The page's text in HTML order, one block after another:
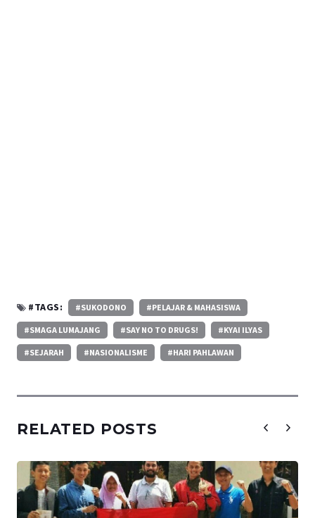
#TAGS: #SUKODONO #PELAJAR & MAHASISWA
#SMAGA LUMAJANG #SAY NO TO DRUGS! #KYAI ILYAS
#SEJARAH #NASIONALISME #HARI PAHLAWAN
RELATED POSTS